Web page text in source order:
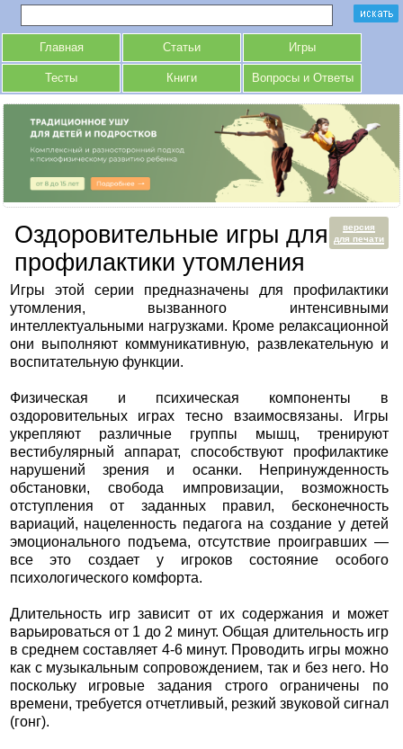
Главная Статьи Игры
Тесты Книги Вопросы и Ответы
версия
для печати
Оздоровительные игры для
профилактики утомления
Игры этой серии предназначены для профилактики
утомления, вызванного интенсивными
интеллектуальными нагрузками. Кроме релаксационной
они выполняют коммуникативную, развлекательную и
воспитательную функции.
Физическая и психическая компоненты в
оздоровительных играх тесно взаимосвязаны. Игры
укрепляют различные группы мышц, тренируют
вестибулярный аппарат, способствуют профилактике
нарушений зрения и осанки. Непринужденность
обстановки, свобода импровизации, возможность
отступления от заданных правил, бесконечность
вариаций, нацеленность педагога на создание у детей
эмоционального подъема, отсутствие проигравших —
все это создает у игроков состояние особого
психологического комфорта.
Длительность игр зависит от их содержания и может
варьироваться от 1 до 2 минут. Общая длительность игр
в среднем составляет 4-6 минут. Проводить игры можно
как с музыкальным сопровождением, так и без него. Но
поскольку игровые задания строго ограничены по
времени, требуется отчетливый, резкий звуковой сигнал
(гонг).